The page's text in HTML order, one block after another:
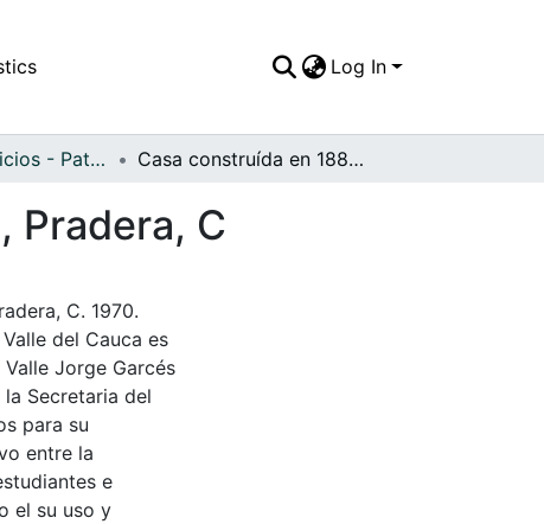
Log In
APFFVC - Edificios - Patrimonial Casa construída en 1889 de la Hacienda El Hato, Pradera, C
Pradera, C
C. 1970.
del Cauca es
Jorge Garcés
Secretaria del
para su
entre la
e
el su uso y